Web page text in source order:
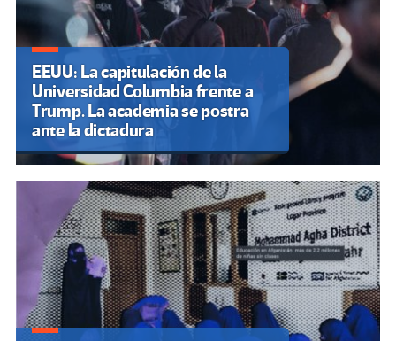
EEUU: La capitulación de la
Universidad Columbia frente a
Trump. La academia se postra
ante la dictadura